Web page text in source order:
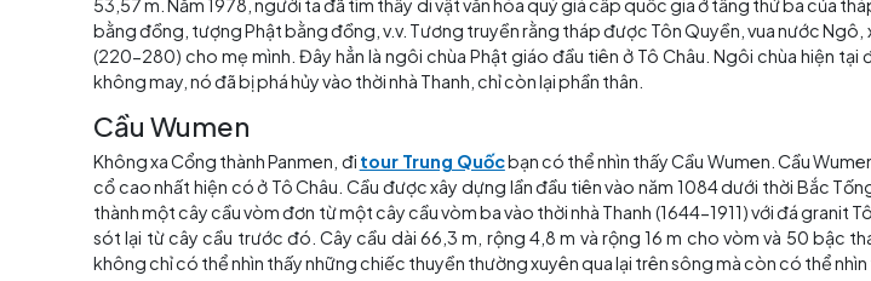
Theo ghi chép lịch sử, Panmen hay Cổng Pan, được xây dựng vào năm 514, là
một địa danh của thành phố cổ Tô Châu. Cổng hiện tại được xây dựng vào năm
chữa nhiều lần trong các triều đại sau. Năm 1976, chính quyền Tô Châu đã xây
được thực hiện. Năm 1986, tòa nhà màu đỏ hiện tại đã được xây dựng với hai tầng.
Panmen là cổng thành song song cổ duy nhất còn tồn tại cho cả đường bộ và
lịch sử và văn hóa to lớn. Bản thân Cổng Panmen là một tòa nhà giống như ngôi
một tòa nhà phòng thủ chút nào. Cổng bao gồm các cổng vòm đôi và một
công trình tiên phong trong kiến ​​trúc cổ đại, được thiết kế riêng cho mục đích